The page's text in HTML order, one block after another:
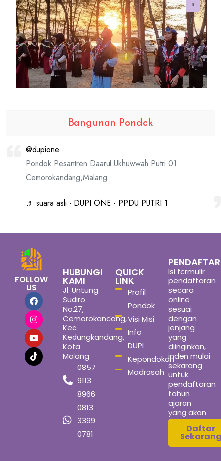
Bangunan Pondok
@dupione
Pondok Pesantren Daarul Ukhuwwah Putri 01
Cemorokandang,Malang
♬ suara asli - DUPI ONE - PPDU PUTRI 1
FOLLOW
US
HUBUNGI
KAMI
Jl. Untung
Sudiro
No.27,
Cemorokandang,
Kec.
Kedungkandang,
Kota
Malang
0857
9113
8966
0813
3399
0781
QUICK
LINK
Profil
Pondok
Visi Misi
Info
DUPI
Kepondokan
Madrasah
Isi formulir
pendaftaran
secara
online
sesuai
dengan
jenjang
yang
diinginkan,
inden mulai
sekarang
untuk
pendaftaran
tahun
ajaran
yang akan
datang
Daftar
Sekarang